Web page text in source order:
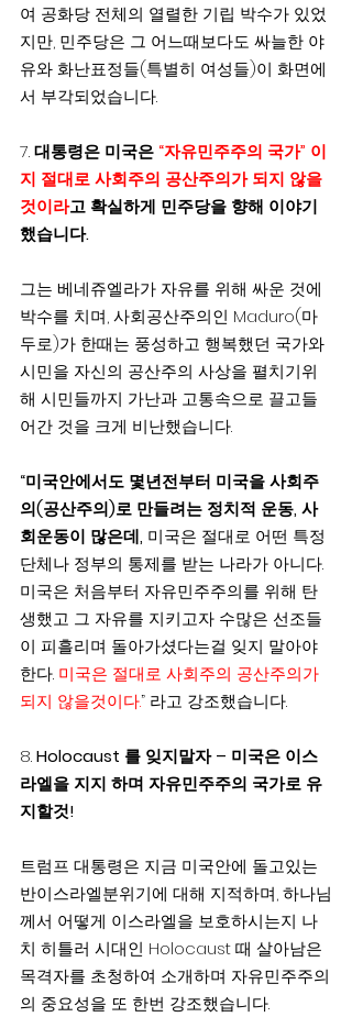
여 공화당 전체의 열렬한 기립 박수가 있었
지만, 민주당은 그 어느때보다도 싸늘한 야
유와 화난표정들(특별히 여성들)이 화면에
서 부각되었습니다.
7. 대통령은 미국은 “자유민주주의 국가” 이
지 절대로 사회주의 공산주의가 되지 않을
것이라고 확실하게 민주당을 향해 이야기
했습니다.
그는 베네쥬엘라가 자유를 위해 싸운 것에
박수를 치며, 사회공산주의인 Maduro(마
두로)가 한때는 풍성하고 행복했던 국가와
시민을 자신의 공산주의 사상을 펼치기위
해 시민들까지 가난과 고통속으로 끌고들
어간 것을 크게 비난했습니다.
“미국안에서도 몇년전부터 미국을 사회주
의(공산주의)로 만들려는 정치적 운동, 사
회운동이 많은데, 미국은 절대로 어떤 특정
단체나 정부의 통제를 받는 나라가 아니다.
미국은 처음부터 자유민주주의를 위해 탄
생했고 그 자유를 지키고자 수많은 선조들
이 피흘리며 돌아가셨다는걸 잊지 말아야
한다. 미국은 절대로 사회주의 공산주의가
되지 않을것이다.” 라고 강조했습니다.
8. Holocaust 를 잊지말자 – 미국은 이스
라엘을 지지 하며 자유민주주의 국가로 유
지할것!
트럼프 대통령은 지금 미국안에 돌고있는
반이스라엘분위기에 대해 지적하며, 하나님
께서 어떻게 이스라엘을 보호하시는지 나
치 히틀러 시대인 Holocaust 때 살아남은
목격자를 초청하여 소개하며 자유민주주의
의 중요성을 또 한번 강조했습니다.